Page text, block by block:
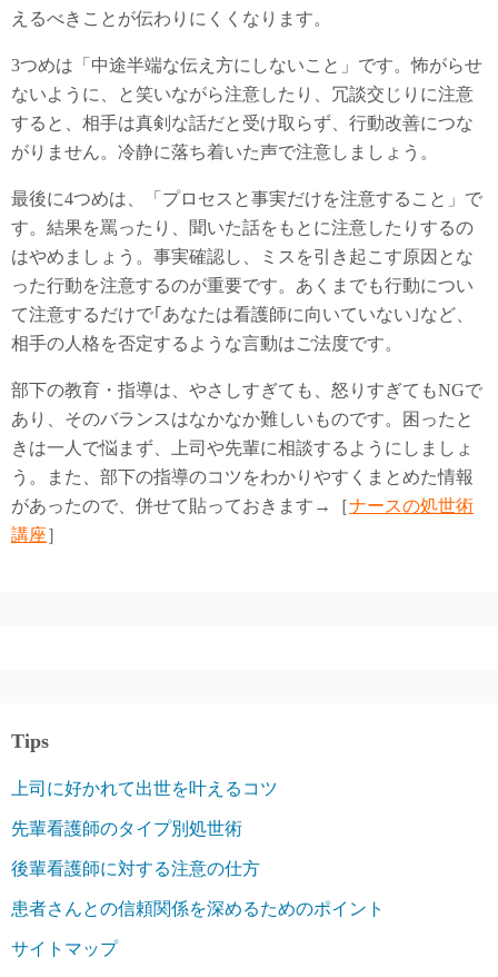
えるべきことが伝わりにくくなります。
3つめは「中途半端な伝え方にしないこと」です。怖がらせ
ないように、と笑いながら注意したり、冗談交じりに注意
すると、相手は真剣な話だと受け取らず、行動改善につな
がりません。冷静に落ち着いた声で注意しましょう。
最後に4つめは、「プロセスと事実だけを注意すること」で
す。結果を罵ったり、聞いた話をもとに注意したりするの
はやめましょう。事実確認し、ミスを引き起こす原因とな
った行動を注意するのが重要です。あくまでも行動につい
て注意するだけで｢あなたは看護師に向いていない｣など、
相手の人格を否定するような言動はご法度です。
部下の教育・指導は、やさしすぎても、怒りすぎてもNGで
あり、そのバランスはなかなか難しいものです。困ったと
きは一人で悩まず、上司や先輩に相談するようにしましょ
う。また、部下の指導のコツをわかりやすくまとめた情報
があったので、併せて貼っておきます→［ナースの処世術
講座］
Tips
上司に好かれて出世を叶えるコツ
先輩看護師のタイプ別処世術
後輩看護師に対する注意の仕方
患者さんとの信頼関係を深めるためのポイント
サイトマップ